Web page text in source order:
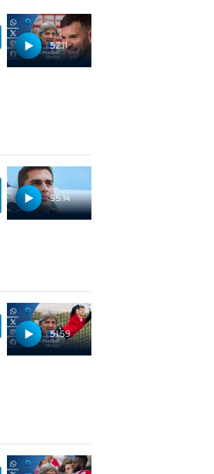
52:11
55:14
51:59